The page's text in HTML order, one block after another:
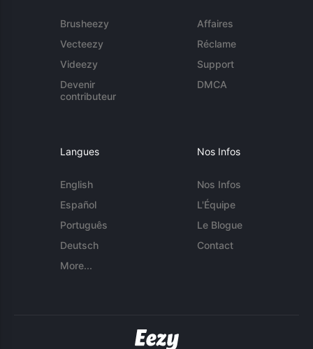
Brusheezy
Vecteezy
Videezy
Devenir
contributeur
Affaires
Réclame
Support
DMCA
Langues
English
Español
Português
Deutsch
More...
Nos Infos
Nos Infos
L'Équipe
Le Blogue
Contact